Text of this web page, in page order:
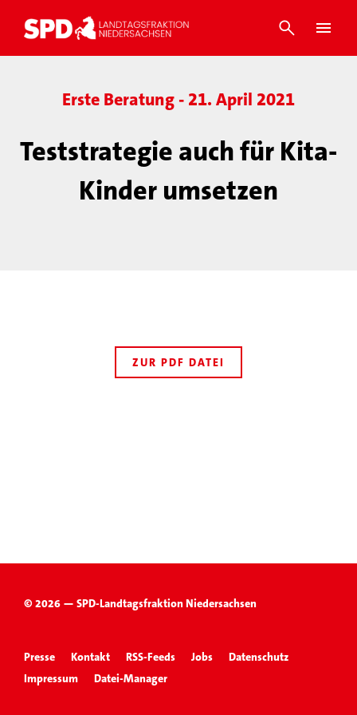
Erste Beratung - 21. April 2021
Teststrategie auch für Kita-
Kinder umsetzen
ZUR PDF DATEI
© 2026 — SPD-Landtagsfraktion Niedersachsen
Presse Kontakt RSS-Feeds Jobs
Datenschutz
Impressum
Datei-Manager